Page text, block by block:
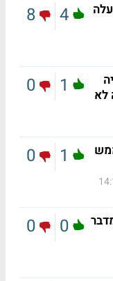
4
8
1
0
יורק שער 600 ממש
1
0
0
0